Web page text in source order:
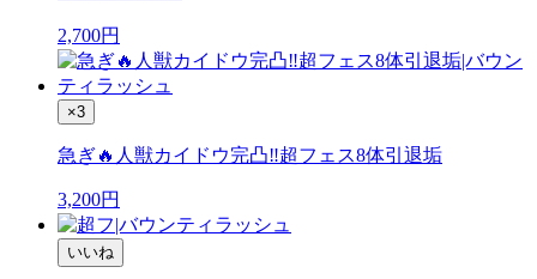
2,700円
×3
急ぎ🔥人獣カイドウ完凸‼️超フェス8体引退垢
3,200円
いいね